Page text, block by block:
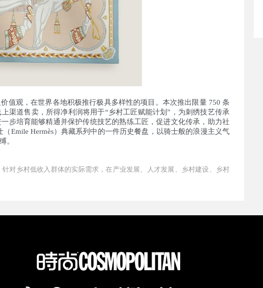
值观，在世界各地积极推行极具多样性的项目。本次推出限量 750 条
渠道售卖，所得净利润将用于“乡村工匠赋能计划”，为刺绣技艺传承
步培育能够精通并保护传统技艺的熟练工匠，促进文化传承，助力社
Emile Hermès）典藏系列中的一件历史餐盘，以骑士般的浪漫主义气
。
对乡村低收入群体的实际需求，在产业发展、人才发展、乡村建设、乡村